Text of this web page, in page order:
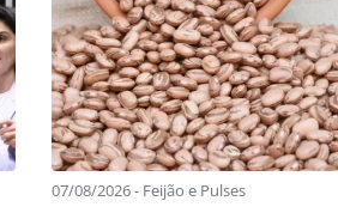
07/08/2026 - Feijão e Pulses